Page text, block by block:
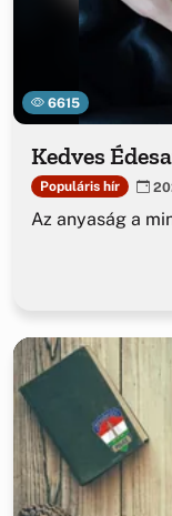
6615
Kedves
Populáris hír
Az anyaság a